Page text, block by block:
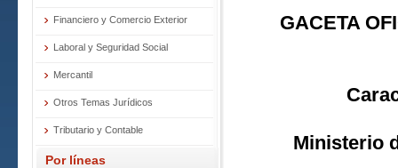
Financiero y Comercio Exterior
Laboral y Seguridad Social
Mercantil
Otros Temas Jurídicos
Tributario y Contable
Por líneas
GACETA
Ministerio